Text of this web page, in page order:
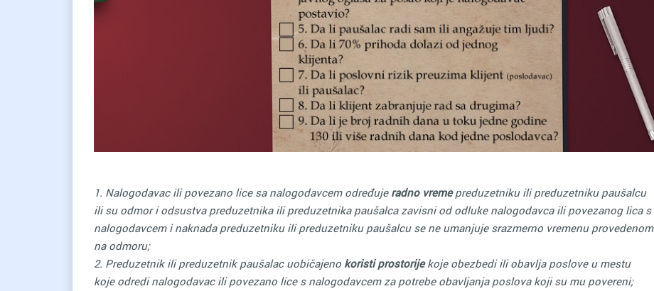
1. Nalogodavac ili povezano lice sa nalogodavcem određuje radno vremepreduzetniku ili preduzetniku paušalcu
ili su odmor i odsustva preduzetnika ili preduzetnika paušalca zavisni od odluke nalogodavca ili povezanog lica s
nalogodavcem i naknada preduzetniku ili preduzetniku paušalcu se ne umanjuje srazmerno vremenu provedenom
na odmoru;
2. Preduzetnik ili preduzetnik paušalac uobičajeno koristi prostorijekoje obezbedi ili obavlja poslove u mestu
koje odredi nalogodavac ili povezano lice s nalogodavcem za potrebe obavljanja poslova koji su mu povereni;